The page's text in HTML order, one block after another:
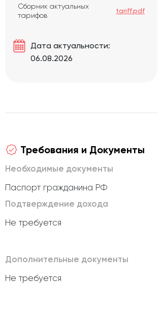
Сборник актуальных
тарифов
tariff.pdf
Дата актуальности:
06.08.2026
Требования и Документы
Необходимые документы
Паспорт гражданина РФ
Подтверждение дохода
Не требуется
Дополнительные документы
Не требуется